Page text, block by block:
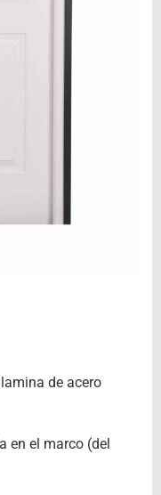
de acero
en el marco (del